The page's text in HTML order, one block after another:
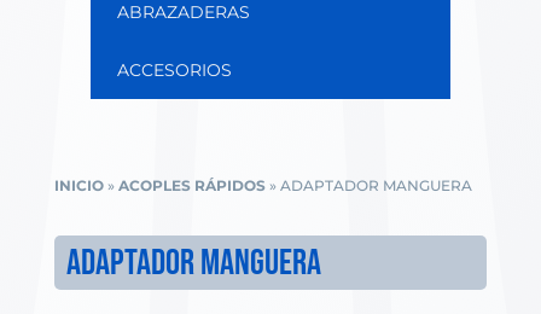
ABRAZADERAS
ACCESORIOS
INICIO» ACOPLES RÁPIDOS» ADAPTADOR MANGUERA
ADAPTADOR MANGUERA